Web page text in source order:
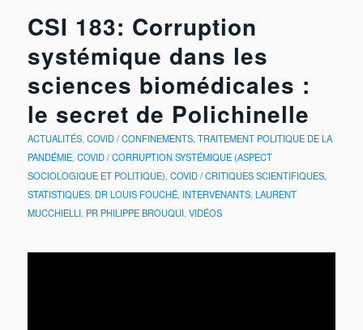
CSI 183: Corruption
systémique dans les
sciences biomédicales :
le secret de Polichinelle
ACTUALITÉS, COVID / CONFINEMENTS, TRAITEMENT POLITIQUE DE LA
PANDÉMIE, COVID / CORRUPTION SYSTÉMIQUE (ASPECT
SOCIOLOGIQUE ET POLITIQUE) COVID / CRITIQUES SCIENTIFIQUES,
STATISTIQUES, DR LOUIS FOUCHÉ, INTERVENANTS, LAURENT
MUCCHIELLI, PR PHILIPPE BROUQUI, VIDÉOS